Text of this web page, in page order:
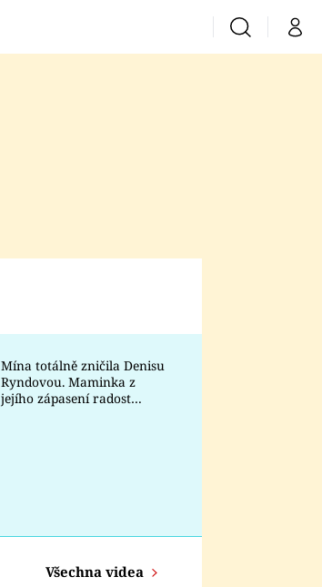
VyhledáváníMůj
Prima Lajk
Sledujte nás
Mína totálně zničila Denisu
Ryndovou. Maminka z
jejího zápasení radost
Všechna videa